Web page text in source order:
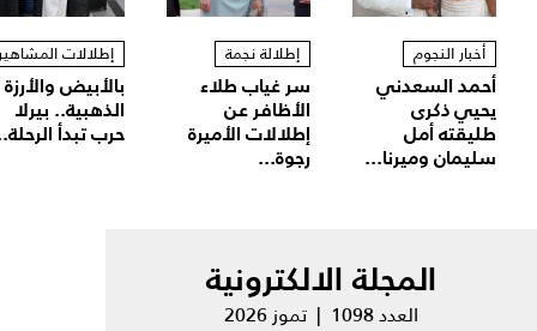
أخبار النجوم
أحمد السعدني
يحيي ذكرى
طليقته أمل
سليمان وميرنا...
إطلالة نجمة
سر غياب طلاء
الأظافر عن
إطلالات الأميرة
رجوة...
إطلالات
بالأبيض والأرزة
الذهبية.. بيرلا
حرب تبدأ
المجلة الالكترونية
العدد 1098 | تموز 2026